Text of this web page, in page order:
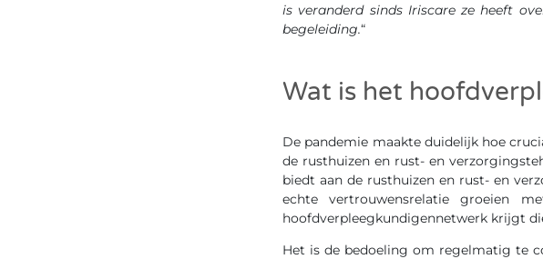
is veranderd sinds Iriscare ze heeft
begeleiding.“
Wat is het
De pandemie maakte duidelijk hoe
de rusthuizen en rust- en
biedt aan de rusthuizen en rust- en
echte vertrouwensrelatie groeien
hoofdverpleegkundigennetwerk krijgt
Het is de bedoeling om regelmatig te